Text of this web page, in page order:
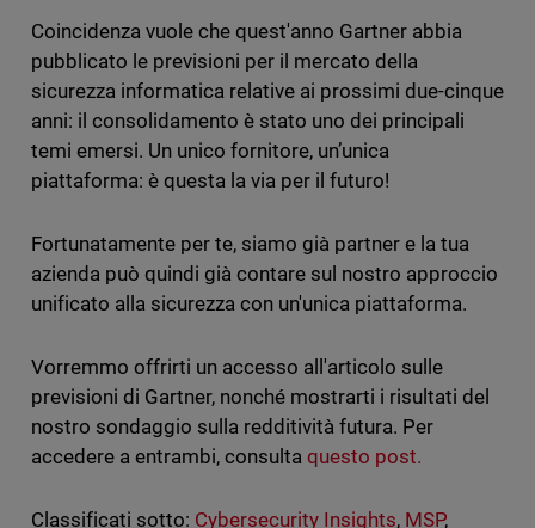
Coincidenza vuole che quest'anno Gartner abbia
pubblicato le previsioni per il mercato della
sicurezza informatica relative ai prossimi due-cinque
anni: il consolidamento è stato uno dei principali
temi emersi. Un unico fornitore, un’unica
piattaforma: è questa la via per il futuro!
Fortunatamente per te, siamo già partner e la tua
azienda può quindi già contare sul nostro approccio
unificato alla sicurezza con un'unica piattaforma.
Vorremmo offrirti un accesso all'articolo sulle
previsioni di Gartner, nonché mostrarti i risultati del
nostro sondaggio sulla redditività futura. Per
accedere a entrambi, consulta questo post.
Classificati sotto: Cybersecurity Insights, MSP,